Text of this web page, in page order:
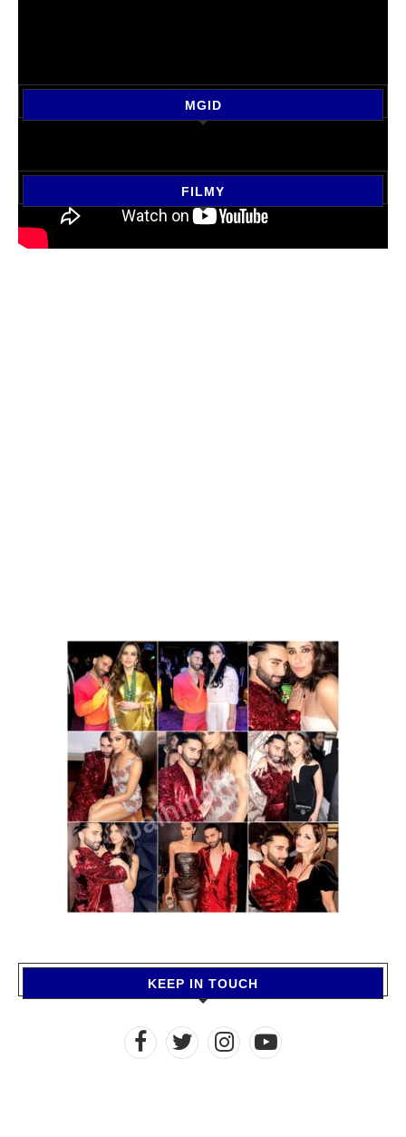
MGID
FILMY
KEEP IN TOUCH